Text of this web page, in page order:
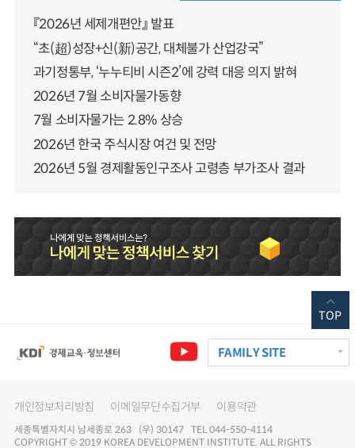
『2026년 세제개편안』 발표
“초(超)성장+신(新)공간, 대체불가 산업강국”
과기정통부, ‘누누티비 시즌2’에 강력 대응 의지 밝혀
2026년 7월 소비자물가동향
7월 소비자물가는 2.8% 상승
2026년 한국 주식시장 여건 및 전망
2026년 5월 경제활동인구조사 고령층 부가조사 결과
FAMILY SITE
개인정보처리방침 이메일무단수집거부 이용약관
세종특별자치시 남세종로 263 (우) 30147 TEL 044-550-4114
COPYRIGHT © 2019 KOREA DEVELOPMENT INSTITUTE. ALL RIGHTS
TOP